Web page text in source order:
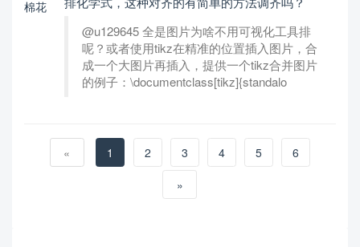
@u129645 全是图片为啥不用可视化工具排
呢？或者使用tikz在精准的位置插入图片，合
成一个大图片再插入，提供一个tikz合并图片
的例子：\documentclass[tikz]{standalo
« 1 2 3 4 5
6
»